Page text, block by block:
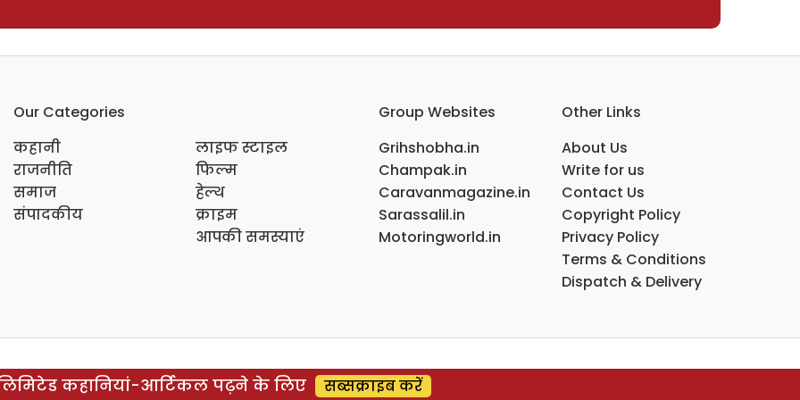
Our Categories
कहानी
राजनीति
समाज
संपादकीय
लाइफ स्टाइल
फिल्म
हेल्थ
क्राइम
आपकी समस्याएं
Group Websites
Grihshobha.in
Champak.in
Caravanmagazine.in
Sarassalil.in
Motoringworld.in
Other Links
About Us
Write for us
Contact Us
Copyright Policy
Privacy Policy
Terms & Conditions
Dispatch & Delivery
कहानियां-आर्टिकल पढ़ने के लिए सब्सक्राइब करें